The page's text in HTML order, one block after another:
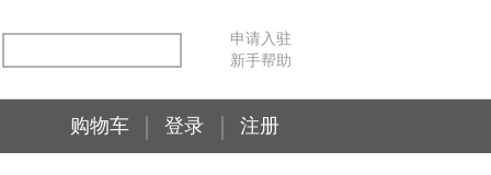
申请入驻
新手帮助
购物车 登录 注册